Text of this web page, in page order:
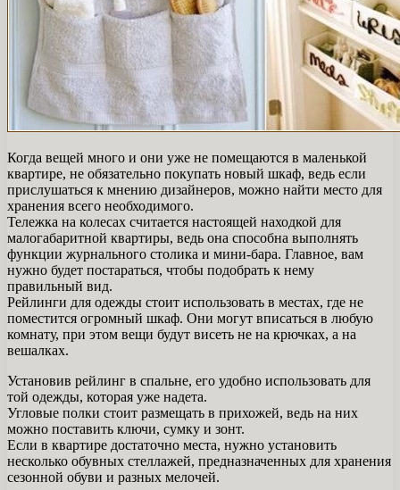
Когда вещей много и они уже не помещаются в маленькой
квартире, не обязательно покупать новый шкаф, ведь если
прислушаться к мнению дизайнеров, можно найти место для
хранения всего необходимого.
Тележка на колесах считается настоящей находкой для
малогабаритной квартиры, ведь она способна выполнять
функции журнального столика и мини-бара. Главное, вам
нужно будет постараться, чтобы подобрать к нему
правильный вид.
Рейлинги для одежды стоит использовать в местах, где не
поместится огромный шкаф. Они могут вписаться в любую
комнату, при этом вещи будут висеть не на крючках, а на
вешалках.
Установив рейлинг в спальне, его удобно использовать для
той одежды, которая уже надета.
Угловые полки стоит размещать в прихожей, ведь на них
можно поставить ключи, сумку и зонт.
Если в квартире достаточно места, нужно установить
несколько обувных стеллажей, предназначенных для хранения
сезонной обуви и разных мелочей.